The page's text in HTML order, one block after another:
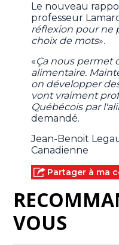
Le nouveau
professeur
réflexion pour ne
choix de mots».
«Ça nous permet
alimentaire.
on développer
vont vraiment
Québécois par
demandé.
Jean-Benoit
Canadienne
Partager à ma
VOUS